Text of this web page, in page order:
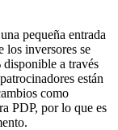
pequeña entrada
los inversores se
a través
están
como
PDP, por lo que es